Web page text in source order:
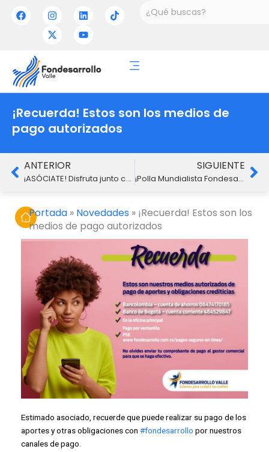
F
a
o
k
I
n
s
t
r
a
L
i
n
k
i
n
T
i
X
-
t
w
t
e
Y
o
u
t
e
Buscar
¡Recuerda! Estos son los medios de
pago autorizados
AntANTERIOR
¡ASÓCIATE! Disfruta junto con tu familia de Convenios y Beneficios
SIGUIENTE
¡Polla Mundialista Fondesarrollo Valle!
Portada» Novedades » ¡Recuerda! Estos son los
medios de pago autorizados
Estimado asociado, recuerde que puede realizar su pago de los
aportes y otras obligaciones con #fondesarrollo por nuestros
canales de pago.